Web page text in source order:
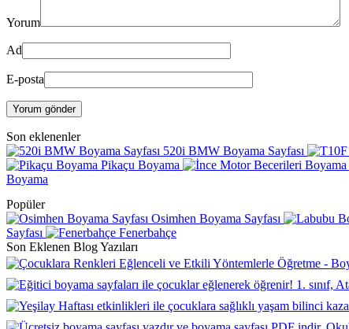
Yorum
Ad
E-posta
Yorum gönder
Son eklenenler
520i BMW Boyama Sayfası
Pikaçu Boyama
Boyama
Popüler
Osimhen Boyama Sayfası
Sayfası
Fenerbahçe
Son Eklenen Blog Yazıları